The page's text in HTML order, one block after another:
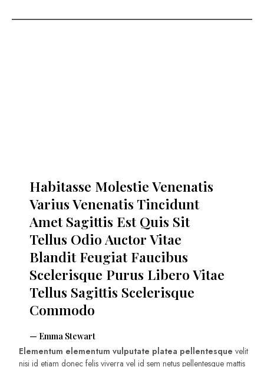
Habitasse Molestie Venenatis
Varius Venenatis Tincidunt
Amet Sagittis Est Quis Sit
Tellus Odio Auctor Vitae
Blandit Feugiat Faucibus
Scelerisque Purus Libero Vitae
Tellus Sagittis Scelerisque
Commodo
Emma Stewart
Elementum elementum vulputate platea pellentesque velit
nisi id etiam donec felis viverra vel id sem netus pellentesque mattis